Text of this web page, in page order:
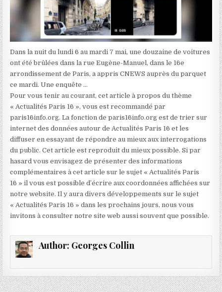
Dans la nuit du lundi 6 au mardi 7 mai, une douzaine de voitures
ont été brûlées dans la rue Eugène-Manuel, dans le 16e
arrondissement de Paris, a appris CNEWS auprès du parquet
ce mardi. Une enquête …
Pour vous tenir au courant, cet article à propos du thème
« Actualités Paris 16 », vous est recommandé par
paris16info.org. La fonction de paris16info.org est de trier sur
internet des données autour de Actualités Paris 16 et les
diffuser en essayant de répondre au mieux aux interrogations
du public. Cet article est reproduit du mieux possible. Si par
hasard vous envisagez de présenter des informations
complémentaires à cet article sur le sujet « Actualités Paris
16 » il vous est possible d’écrire aux coordonnées affichées sur
notre website. Il y aura divers développements sur le sujet
« Actualités Paris 16 » dans les prochains jours, nous vous
invitons à consulter notre site web aussi souvent que possible.
Author: Georges Collin